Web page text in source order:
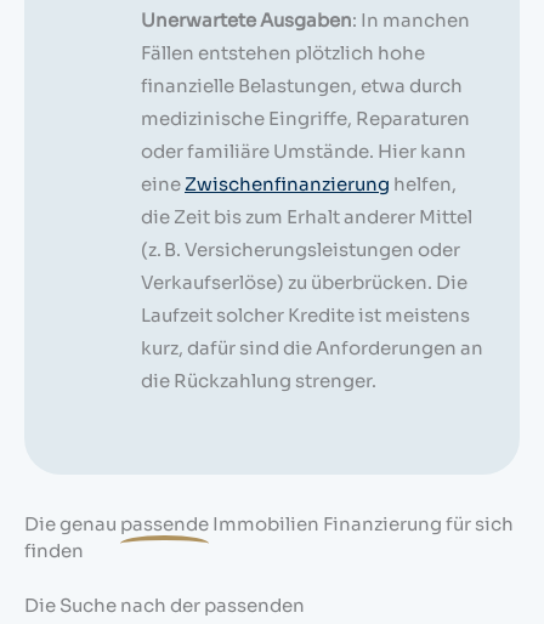
Unerwartete Ausgaben: In manchen
Fällen entstehen plötzlich hohe
finanzielle Belastungen, etwa durch
medizinische Eingriffe, Reparaturen
oder familiäre Umstände. Hier kann
eine Zwischenfinanzierung helfen,
die Zeit bis zum Erhalt anderer Mittel
(z. B. Versicherungsleistungen oder
Verkaufserlöse) zu überbrücken. Die
Laufzeit solcher Kredite ist meistens
kurz, dafür sind die Anforderungen an
die Rückzahlung strenger.
Die genau passende Immobilien Finanzierung für sich
finden
Die Suche nach der passenden